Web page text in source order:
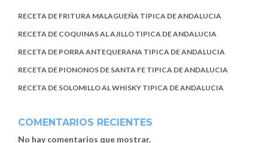
RECETA DE FRITURA MALAGUEÑA TIPICA DE ANDALUCIA
RECETA DE COQUINAS AL AJILLO TIPICA DE ANDALUCIA
RECETA DE PORRA ANTEQUERANA TIPICA DE ANDALUCIA
RECETA DE PIONONOS DE SANTA FE TIPICA DE ANDALUCIA
RECETA DE SOLOMILLO AL WHISKY TIPICA DE ANDALUCIA
COMENTARIOS RECIENTES
No hay comentarios que mostrar.